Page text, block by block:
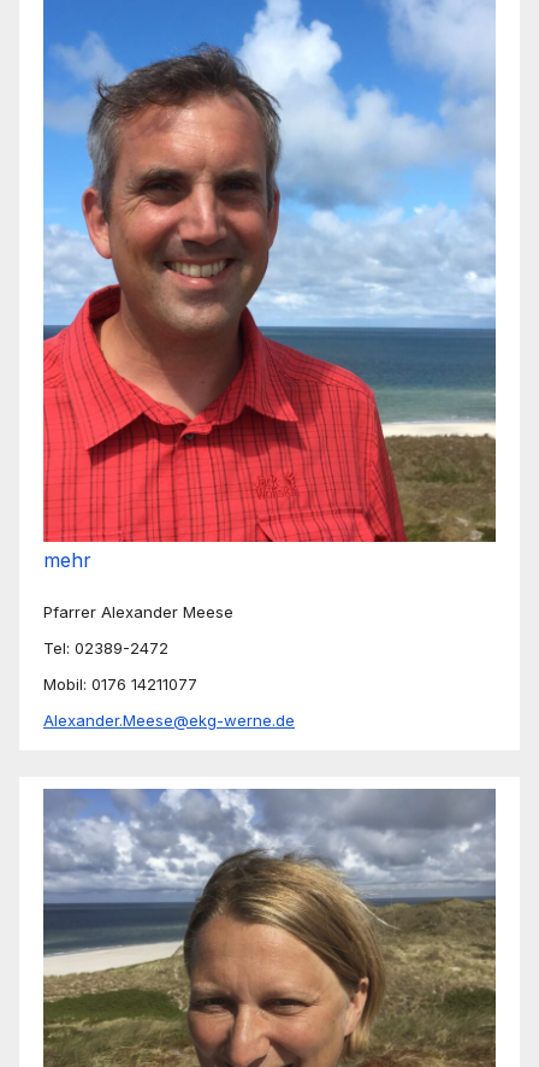
mehr
Pfarrer Alexander Meese
Tel: 02389-2472
Mobil: 0176 14211077
Alexander.Meese@ekg-werne.de